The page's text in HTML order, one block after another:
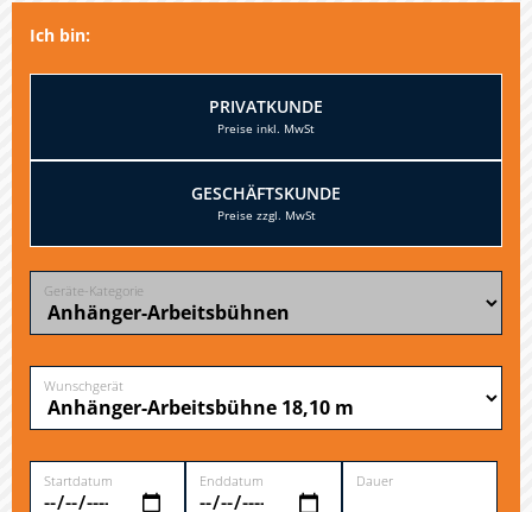
Ich bin:
PRIVATKUNDE
GESCHÄFTSKUNDE
Geräte-Kategorie
Wunschgerät
Startdatum Enddatum Dauer